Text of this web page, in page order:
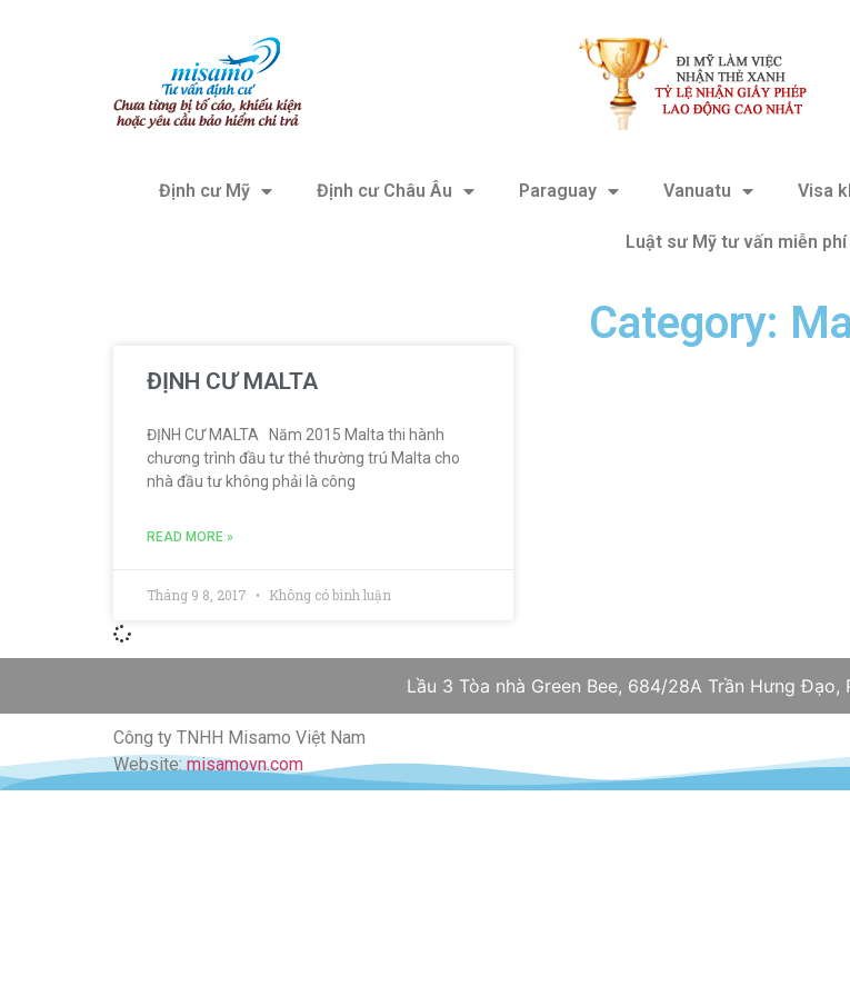
Định cư Mỹ Định cư Châu Âu Paraguay Vanuatu Visa
Luật sư Mỹ tư vấn miễn phí
Category:
ĐỊNH CƯ MALTA
ĐỊNH CƯ MALTA Năm 2015 Malta thi hành
chương trình đầu tư thẻ thường trú Malta cho
nhà đầu tư không phải là công
READ MORE »
Tháng 9 8, 2017 Không có bình luận
Lầu 3 Tòa nhà Green Bee, 684/28A Trần Hưng Đạo,
Công ty TNHH Misamo Việt Nam
Website:misamovn.com